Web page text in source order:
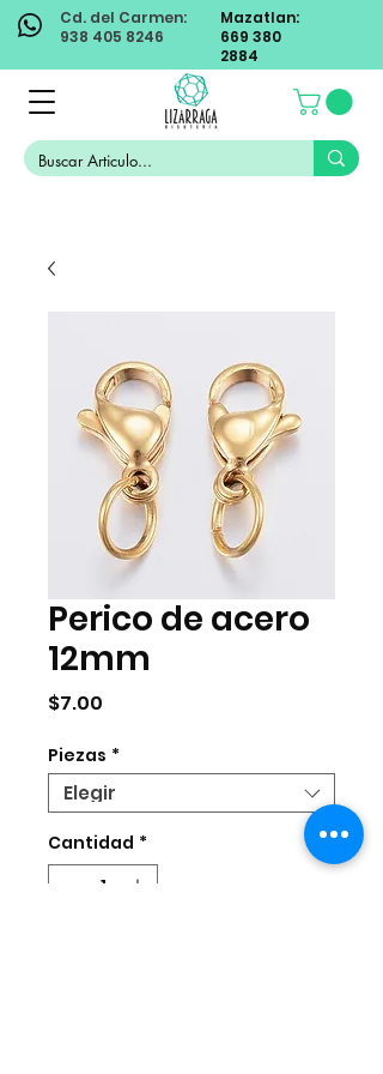
Cd. del Carmen:
938 405 8246
Mazatlan:
669 380
2884
Perico de acero
12mm
$7.00
Piezas *
Elegir
Cantidad *